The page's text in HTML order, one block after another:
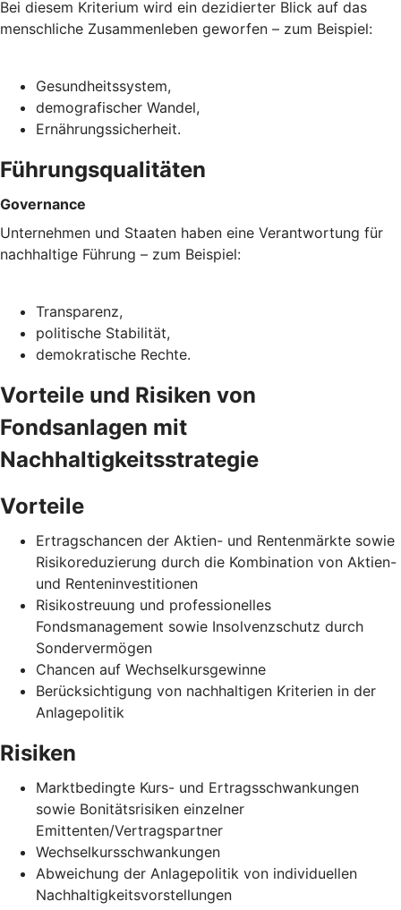
Bei diesem Kriterium wird ein dezidierter Blick auf das
menschliche Zusammenleben geworfen – zum Beispiel:
Gesundheitssystem,
demografischer Wandel,
Ernährungssicherheit.
Führungsqualitäten
Governance
Unternehmen und Staaten haben eine Verantwortung für
nachhaltige Führung – zum Beispiel:
Transparenz,
politische Stabilität,
demokratische Rechte.
Vorteile und Risiken von
Fondsanlagen mit
Nachhaltigkeitsstrategie
Vorteile
Ertragschancen der Aktien- und Rentenmärkte sowie
Risikoreduzierung durch die Kombination von Aktien-
und Renteninvestitionen
Risikostreuung und professionelles
Fondsmanagement sowie Insolvenzschutz durch
Sondervermögen
Chancen auf Wechselkursgewinne
Berücksichtigung von nachhaltigen Kriterien in der
Anlagepolitik
Risiken
Marktbedingte Kurs- und Ertragsschwankungen
sowie Bonitätsrisiken einzelner
Emittenten/Vertragspartner
Wechselkursschwankungen
Abweichung der Anlagepolitik von individuellen
Nachhaltigkeitsvorstellungen